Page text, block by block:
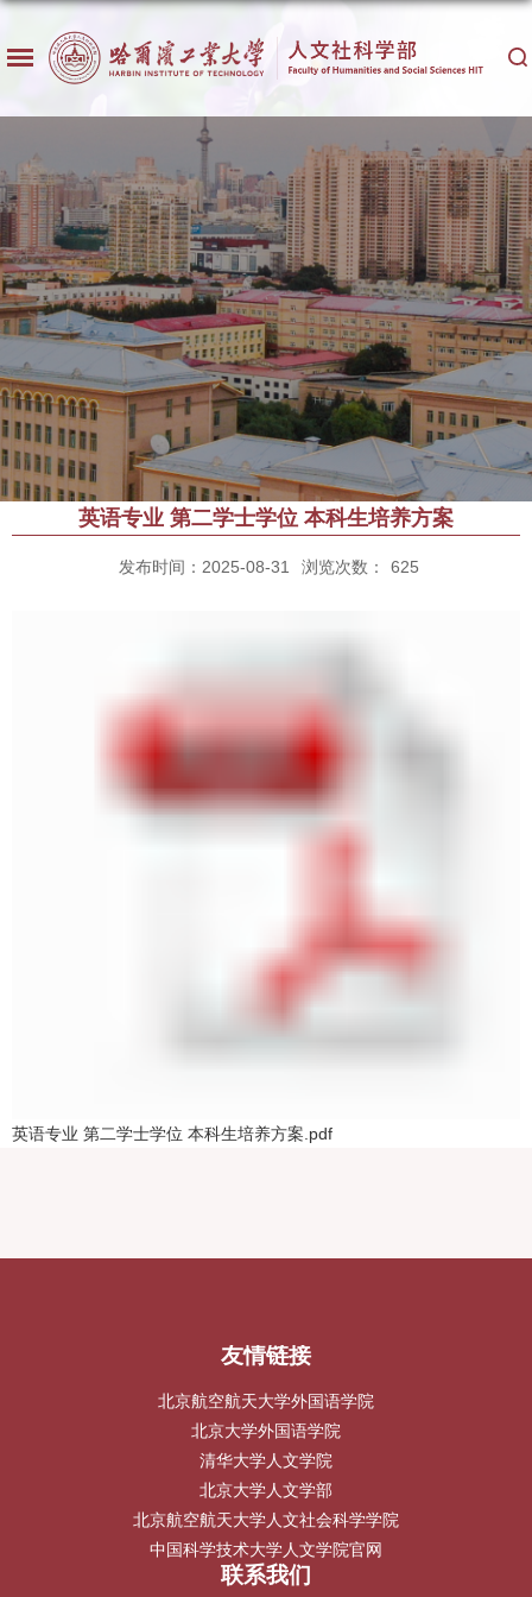
英语专业 第二学士学位 本科生培养方案
发布时间：2025-08-31 浏览次数： 625
英语专业 第二学士学位 本科生培养方案.pdf
联系我们
友情链接
北京航空航天大学外国语学院
北京大学外国语学院
清华大学人文学院
北京大学人文学部
北京航空航天大学人文社会科学学院
中国科学技术大学人文学院官网